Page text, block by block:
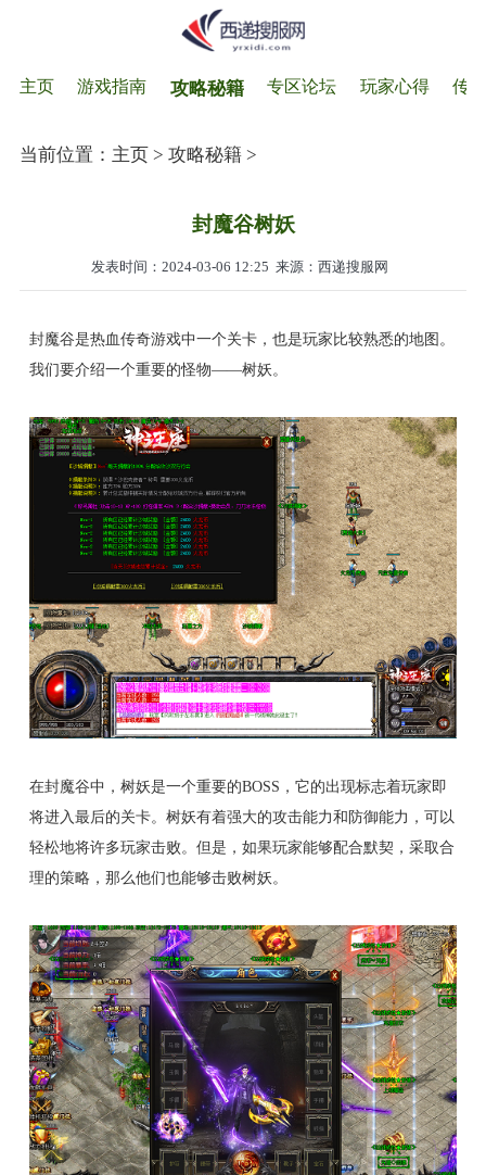
主页 游戏指南 攻略秘籍 专区论坛 玩家心得 传
当前位置： 主页> 攻略秘籍>
封魔谷树妖
发表时间：2024-03-06 12:25 来源：西递搜服网
封魔谷是热血传奇游戏中一个关卡，也是玩家比较熟悉的地图。
我们要介绍一个重要的怪物——树妖。
在封魔谷中，树妖是一个重要的BOSS，它的出现标志着玩家即
将进入最后的关卡。树妖有着强大的攻击能力和防御能力，可以
轻松地将许多玩家击败。但是，如果玩家能够配合默契，采取合
理的策略，那么他们也能够击败树妖。